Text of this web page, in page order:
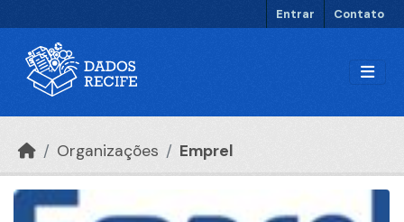
Entrar Contato
Organizações Emprel